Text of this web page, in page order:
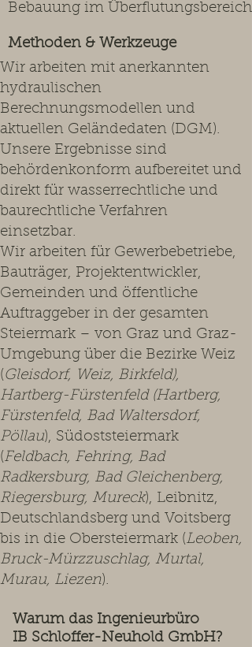
Bebauung im Überflutungsbereich
Methoden & Werkzeuge
Wir arbeiten mit anerkannten
hydraulischen
Berechnungsmodellen und
aktuellen Geländedaten (DGM).
Unsere Ergebnisse sind
behördenkonform aufbereitet und
direkt für wasserrechtliche und
baurechtliche Verfahren
einsetzbar.
Wir arbeiten für Gewerbebetriebe,
Bauträger, Projektentwickler,
Gemeinden und öffentliche
Auftraggeber in der gesamten
Steiermark – von Graz und Graz-
Umgebung über die Bezirke Weiz
(Gleisdorf, Weiz, Birkfeld),
Hartberg-Fürstenfeld (Hartberg,
Fürstenfeld, Bad Waltersdorf,
Pöllau), Südoststeiermark
(Feldbach, Fehring, Bad
Radkersburg, Bad Gleichenberg,
Riegersburg, Mureck), Leibnitz,
Deutschlandsberg und Voitsberg
bis in die Obersteiermark (Leoben,
Bruck-Mürzzuschlag, Murtal,
Murau, Liezen).
Warum das Ingenieurbüro
IB Schloffer-Neuhold GmbH?